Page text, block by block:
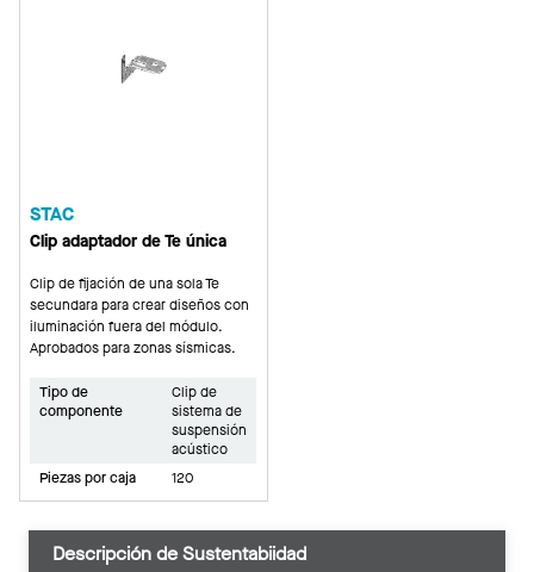
STAC
Clip adaptador de Te única
Clip de fijación de una sola Te
secundara para crear diseños con
iluminación fuera del módulo.
Aprobados para zonas sísmicas.
Tipo de
componente
Clip de
sistema de
suspensión
acústico
Piezas por caja
120
Descripción de Sustentabiidad